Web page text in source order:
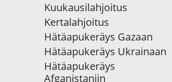
Kuukausilahjoitus
Kertalahjoitus
Hätäapukeräys Gazaan
Hätäapukeräys Ukrainaan
Hätäapukeräys
Afganistaniin